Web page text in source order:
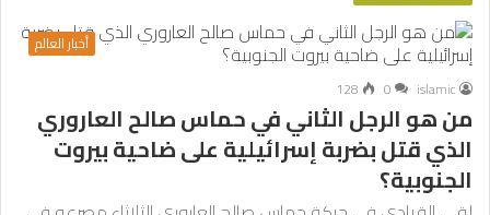
أخبار العالم
islamic
0
128
من هو الرجل الثاني في حماس صالح العاروري
الذي قتل بضربة إسرائيلية على ضاحية بيروت
الجنوبية؟